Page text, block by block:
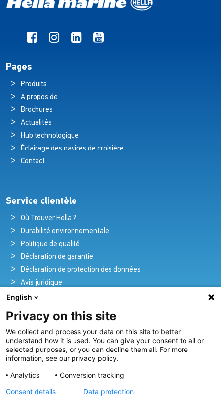
Pages
Produits
A propos de
Brochures
Actualités
Hub technologique
Éclairage des navires de croisière
Contact
Service clientèle
Où Trouver Hella ?
Durabilité environnementale
Politique de qualité
Déclaration de garantie
Déclaration de protection des données
Avis juridique
Pionniers de la brillance et de l'innovation
nautique
Depuis plus de 100 ans, nous créons et fournissons avec
passion des solutions d'éclairage innovantes pour tous les
secteurs de l'industrie maritime.
English
Privacy on this site
We collect and process your data on this site to better
understand how it is used. You can give your consent to all or
selected purposes, or you can decline them all. For more
information, see our privacy policy.
Analytics
Conversion tracking
Consent details
Data protection